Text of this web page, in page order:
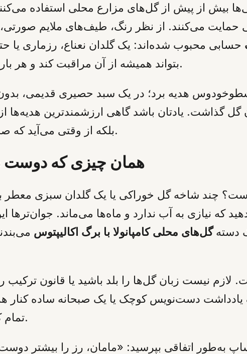
بیش از پیش از گل‌های مزارع محلی استفاده
حمایت می‌کنند. از نظر رنگ، طیف‌های ملایم
حسابی محبوب شده‌اند: یک گلدان نعناع، رزماری یا
بتواند همیشه از آن مراقبت کند و هر بار که آب می‌دهد، به یاد شما باشد.
هدیه برد؛ در یک سبد حصیری قدیمی، بدون
گذاشت. یادتان باشد گاهی ارزشمندترین هدیه‌ها
بلکه از وقتی می‌آید که صرف انتخاب و بسته‌بندی کرده‌اید.
همان چیزی که دوست
چند شاخه گل خوراکی یا یک گلدان سبزی معطر
که نیازی به آب ندارد و ماه‌ها می‌ماند. جوان‌ترها
دستهگل‌های محلی کامپانولا با برگ اکالیپتوس
لازم نیست زبان گل‌ها را بلد باشید یا قانون
دست‌نویس کوچک یا یک صبحانه ساده کنار
تمام کوتاهی‌های شما را فراموش کند.
به‌طور اتفاقی بپرسید: «مامان، رز را بیشتر